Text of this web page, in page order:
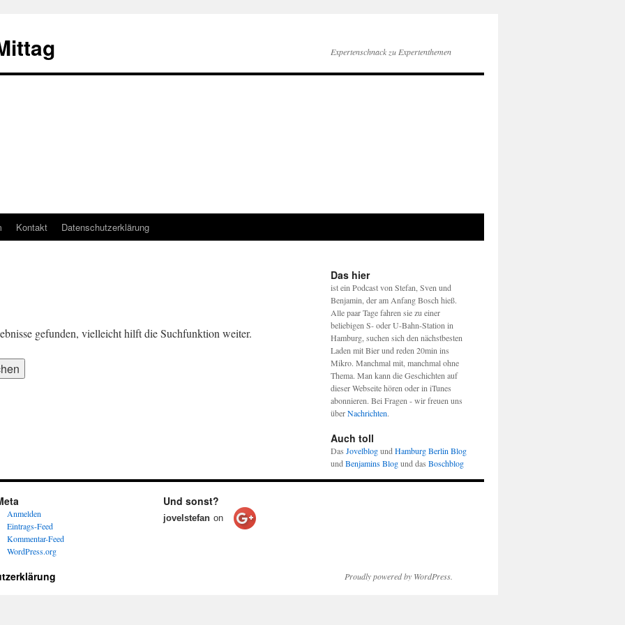
Expertenschnack zu Expertenthemen
Kontakt Datenschutzerklärung
gefunden, vielleicht hilft die Suchfunktion weiter.
Das hier
ist ein Podcast von Stefan, Sven und
Benjamin, der am Anfang Bosch hieß.
Alle paar Tage fahren sie zu einer
beliebigen S- oder U-Bahn-Station in
Hamburg, suchen sich den nächstbesten
Laden mit Bier und reden 20min ins
Mikro. Manchmal mit, manchmal ohne
Thema. Man kann die Geschichten auf
dieser Webseite hören oder in iTunes
abonnieren. Bei Fragen - wir freuen uns
überNachrichten.
Auch toll
Das Jovelblogund Hamburg Berlin Blog
und Benjamins Blogund das Boschblog
Anmelden
Eintrags-Feed
Kommentar-Feed
WordPress.org
Und sonst?
jovelstefan on
Proudly powered by WordPress.